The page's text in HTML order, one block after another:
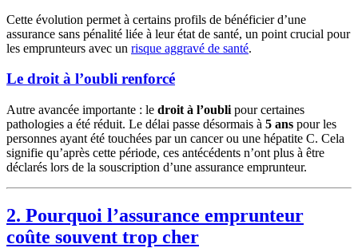
Cette évolution permet à certains profils de bénéficier d’une
assurance sans pénalité liée à leur état de santé, un point crucial pour
les emprunteurs avec un risque aggravé de santé.
Le droit à l’oubli renforcé
Autre avancée importante : le droit à l’oubli pour certaines
pathologies a été réduit. Le délai passe désormais à 5 ans pour les
personnes ayant été touchées par un cancer ou une hépatite C. Cela
signifie qu’après cette période, ces antécédents n’ont plus à être
déclarés lors de la souscription d’une assurance emprunteur.
2. Pourquoi l’assurance emprunteur
coûte souvent trop cher